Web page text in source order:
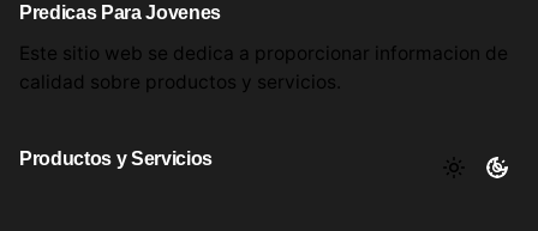
Predicas Para Jovenes
Este sitio web se dedica a proporcionar informacion de
calidad sobre productos y servicios.
Productos y Servicios